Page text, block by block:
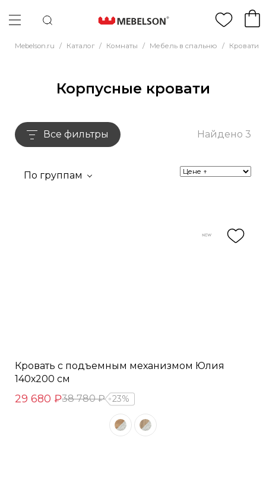
Mebelson.ru / Каталог / Комнаты / Мебель в спальню / Кровати
Корпусные кровати
Все фильтры Найдено 3
По группам
Кровать с подъемным механизмом Юлия
140х200 см
29 680 ₽38 780 ₽ 23%